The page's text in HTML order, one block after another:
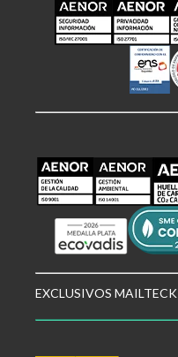
EXCLUSIVOS MAILTECK